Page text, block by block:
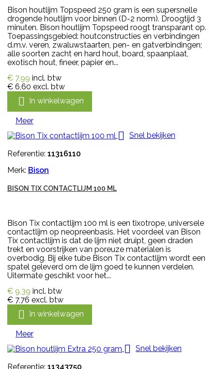
Bison houtlijm Topspeed 250 gram is een supersnelle
drogende houtlijm voor binnen (D-2 norm). Droogtijd 3
minuten. Bison houtlijm Topspeed roogt transparant op.
Toepassingsgebied: houtconstructies en verbindingen
d.m.v. veren, zwaluwstaarten, pen- en gatverbindingen;
alle soorten zacht en hard hout, board, spaanplaat,
exotisch hout, fineer, papier en...
€ 7,99 incl. btw
€ 6,60 excl. btw
 In winkelwagen
Meer
 Snel bekijken
Referentie: 11316110
Merk: Bison
BISON TIX CONTACTLIJM 100 ML
Bison Tix contactlijm 100 ml is een tixotrope, universele
contactlijm op neopreenbasis. Het voordeel van Bison
Tix contactlijm is dat de lijm niet druipt, geen draden
trekt en voorstrijken van poreuze materialen is
overbodig. Bij elke tube Bison Tix contactlijm wordt een
spatel geleverd om de lijm goed te kunnen verdelen.
Uitermate geschikt voor het...
€ 9,39 incl. btw
€ 7,76 excl. btw
 In winkelwagen
Meer
 Snel bekijken
Referentie: 11343750